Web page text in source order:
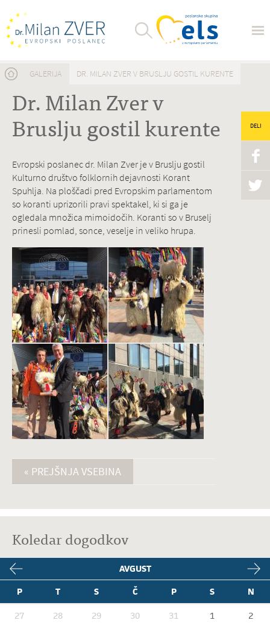
Nahajate se tukaj
GALERIJA DR. MILAN ZVER V BRUSLJU GOSTIL KURENTE
Dr. Milan Zver v
Bruslju gostil kurente DELI
Evropski poslanec dr. Milan Zver je v Bruslju gostil
Kulturno društvo folklornih dejavnosti Korant
Spuhlja. Na ploščadi pred Evropskim parlamentom
so koranti uprizorili pravi spektakel, ki si ga je
ogledala množica mimoidočih. Koranti so v Bruselj
prinesli pomlad, sonce, veselje in veliko hrupa.
« PREJŠNJA VSEBINA
Koledar dogodkov
AVGUST
P
T S Č P S N
27 28 29 30 31 1
2